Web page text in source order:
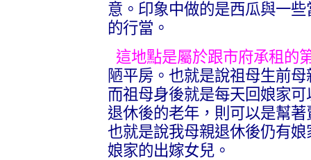
意。印象中做的是西瓜與一
的行當。
這地點是屬於跟市府承租的
陋平房。也就是說祖母生前
而祖母身後就是每天回娘家
退休後的老年，則可以是幫
也就是說我母親退休後仍有
娘家的出嫁女兒。